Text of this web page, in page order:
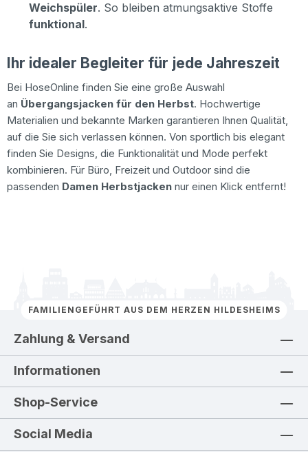
Weichspüler. So bleiben atmungsaktive Stoffe
funktional.
Ihr idealer Begleiter für jede Jahreszeit
Bei HoseOnline finden Sie eine große Auswahl
an Übergangsjacken für den Herbst. Hochwertige
Materialien und bekannte Marken garantieren Ihnen Qualität,
auf die Sie sich verlassen können. Von sportlich bis elegant
finden Sie Designs, die Funktionalität und Mode perfekt
kombinieren. Für Büro, Freizeit und Outdoor sind die
passenden Damen Herbstjacken nur einen Klick entfernt!
FAMILIENGEFÜHRT AUS DEM HERZEN HILDESHEIMS
Zahlung & Versand
Informationen
Shop-Service
Social Media